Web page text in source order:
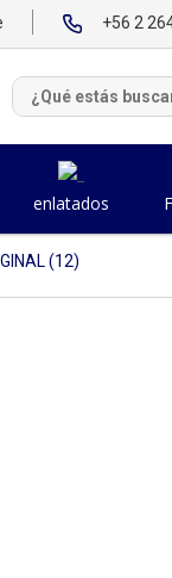
+56 2
enlatados
(12)